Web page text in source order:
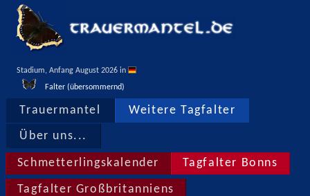
Stadium, Anfang August 2026 in
Falter (übersommernd)
Trauermantel Weitere Tagfalter
Über uns...
Schmetterlingskalender Tagfalter Bonns
Tagfalter Großbritanniens